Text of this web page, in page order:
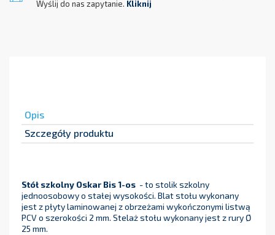
Wyślij do nas zapytanie. Kliknij
Opis
Szczegóły produktu
Stół szkolny Oskar Bis 1-os - to stolik szkolny
jednoosobowy o stałej wysokości. Blat stołu wykonany
jest z płyty laminowanej z obrzeżami wykończonymi listwą
PCV o szerokości 2 mm. Stelaż stołu wykonany jest z rury Ø
25 mm.